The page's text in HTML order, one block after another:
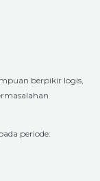
berpikir logis,
periode: